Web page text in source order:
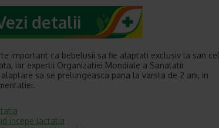
detalii
important ca bebelusii sa fie alaptati exclusiv la san cel
iar expertii Organizatiei Mondiale a Sanatatii
sa se prelungeasca pana la varsta de 2 ani, in
incepe lactatia